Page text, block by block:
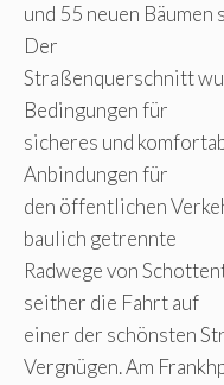
und 55 neuen
Der
Straßenquerschnitt
Bedingungen für
sicheres und
Anbindungen für
den öffentlichen
baulich getrennte
Radwege von
seither die Fahrt auf
einer der schönsten
Vergnügen. Am